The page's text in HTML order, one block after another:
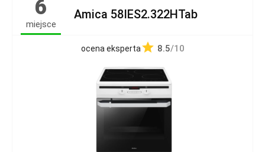
6
miejsce
Amica 58IES2.322HTab
ocena eksperta 8.5/10